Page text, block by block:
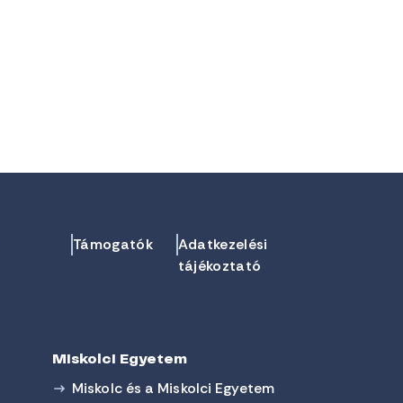
Támogatók
Adatkezelési
tájékoztató
Miskolci Egyetem
Miskolc és a Miskolci Egyetem